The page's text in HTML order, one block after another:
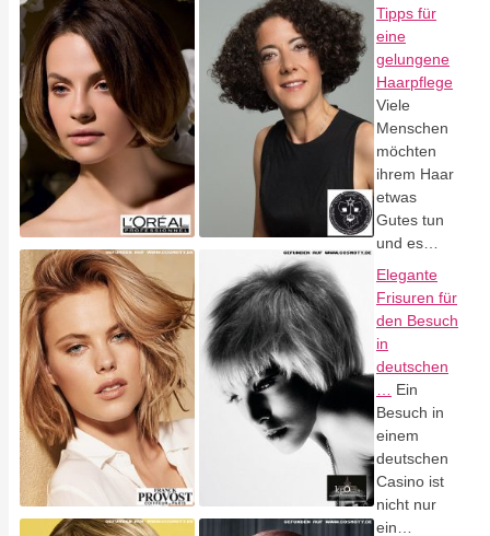
Tipps für
eine
gelungene
Haarpflege
Viele
Menschen
möchten
ihrem Haar
etwas
Gutes tun
und es…
Elegante
Frisuren für
den Besuch
in
deutschen
Ein
Besuch in
einem
deutschen
Casino ist
nicht nur
ein…